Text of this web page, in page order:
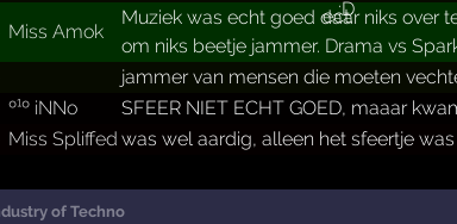
Miss Amok
Muziek was echt goed daar niks over
om niks beetje jammer. Drama vs
jammer van mensen die moeten
º¹º iNNo SFEER NIET ECHT GOED, maaar
Miss Spliffed was wel aardig, alleen het sfeertje
of Techno